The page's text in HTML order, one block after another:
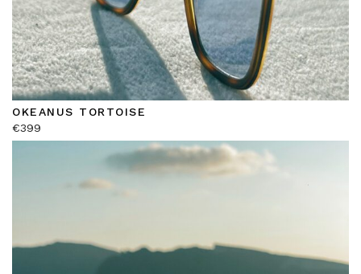
OKEANUS TORTOISE
€399